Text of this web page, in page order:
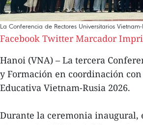
La Conferencia de Rectores Universitarios
Facebook Twitter Marcador
Hanoi (VNA) – La tercera
y Formación en coordinación
Educativa Vietnam-Rusia 2026.
Durante la ceremonia inaugural,